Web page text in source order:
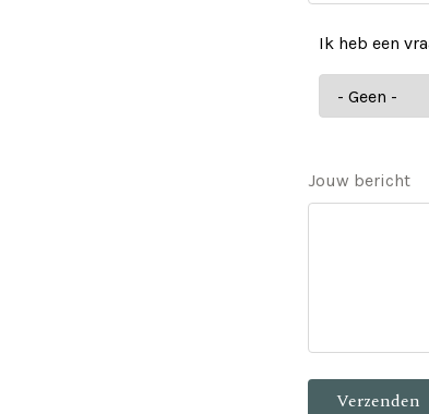
Ik heb een
heb
over
Jouw bericht